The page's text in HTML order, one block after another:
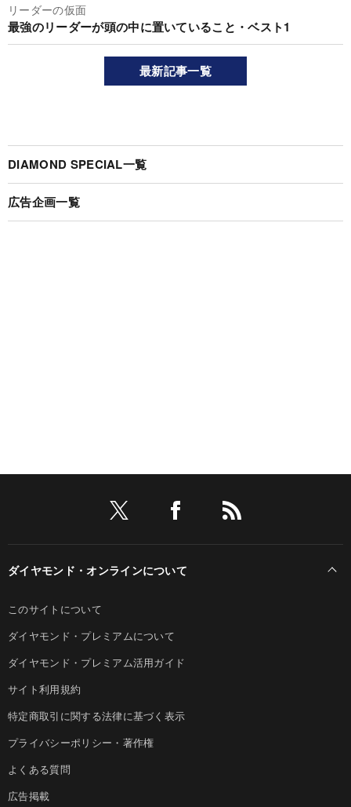
リーダーの仮面
最強のリーダーが頭の中に置いていること・ベスト1
最新記事一覧
DIAMOND SPECIAL一覧
広告企画一覧
ダイヤモンド・オンラインについて
このサイトについて
ダイヤモンド・プレミアムについて
ダイヤモンド・プレミアム活用ガイド
サイト利用規約
特定商取引に関する法律に基づく表示
プライバシーポリシー・著作権
よくある質問
広告掲載